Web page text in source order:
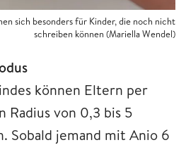
sich besonders für Kinder, die noch nicht
schreiben können (Mariella Wendel)
können Eltern per
von 0,3 bis 5
Sobald jemand mit Anio 6